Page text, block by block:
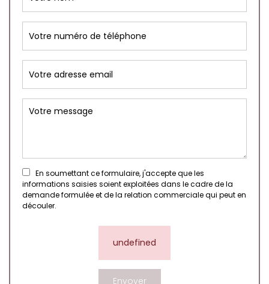
En soumettant ce formulaire, j'accepte que les
informations saisies soient exploitées dans le cadre de la
demande formulée et de la relation commerciale qui peut en
découler.
undefined